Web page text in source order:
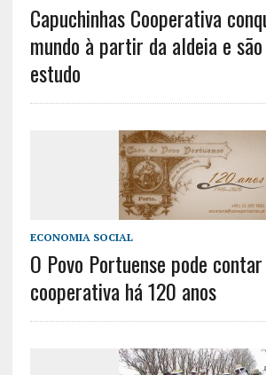
Capuchinhas Cooperativa
mundo à partir da aldeia e
estudo
ECONOMIA SOCIAL
O Povo Portuense pode
cooperativa há 120 anos